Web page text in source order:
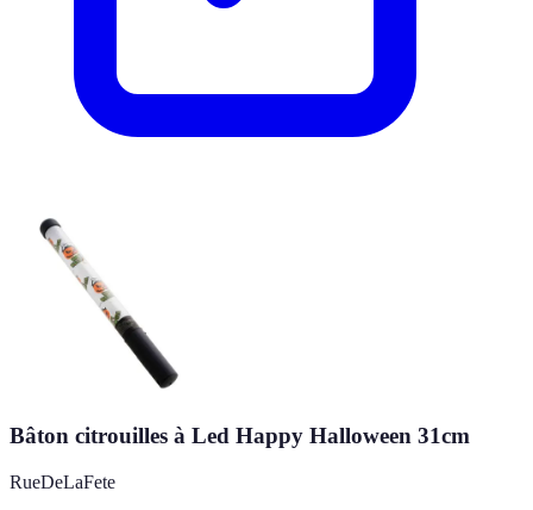
Bâton citrouilles à Led Happy Halloween 31cm
RueDeLaFete